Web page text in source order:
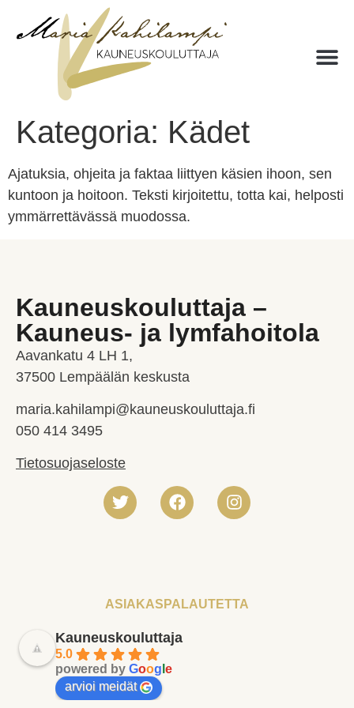
Kategoria: Kädet
Ajatuksia, ohjeita ja faktaa liittyen käsien ihoon, sen
kuntoon ja hoitoon. Teksti kirjoitettu, totta kai, helposti
ymmärrettävässä muodossa.
Kauneuskouluttaja –
Kauneus- ja lymfahoitola
Aavankatu 4 LH 1,
37500 Lempäälän keskusta
maria.kahilampi@kauneuskouluttaja.fi
050 414 3495
Tietosuojaseloste
ASIAKASPALAUTETTA
Kauneuskouluttaja
5.0
powered by Goog e
arvioi meidät